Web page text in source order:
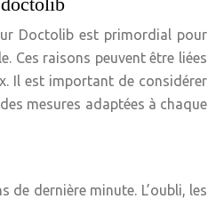
Doctolib est primordial pour
Ces raisons peuvent être liées
Il est important de considérer
mesures adaptées à chaque
dernière minute. L’oubli, les